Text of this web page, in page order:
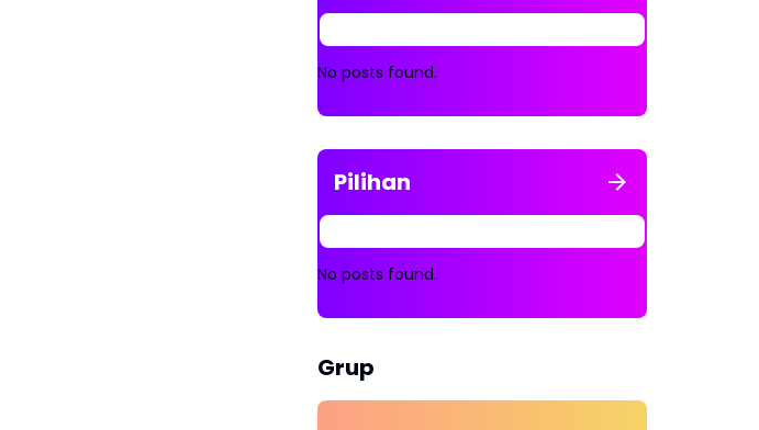
No posts found.
Pilihan
No posts found.
Grup